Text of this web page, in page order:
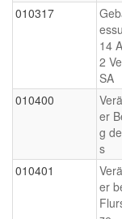
010317
14
2
SA
010400
er
g
s
010401
er